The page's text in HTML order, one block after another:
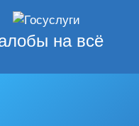
на всё